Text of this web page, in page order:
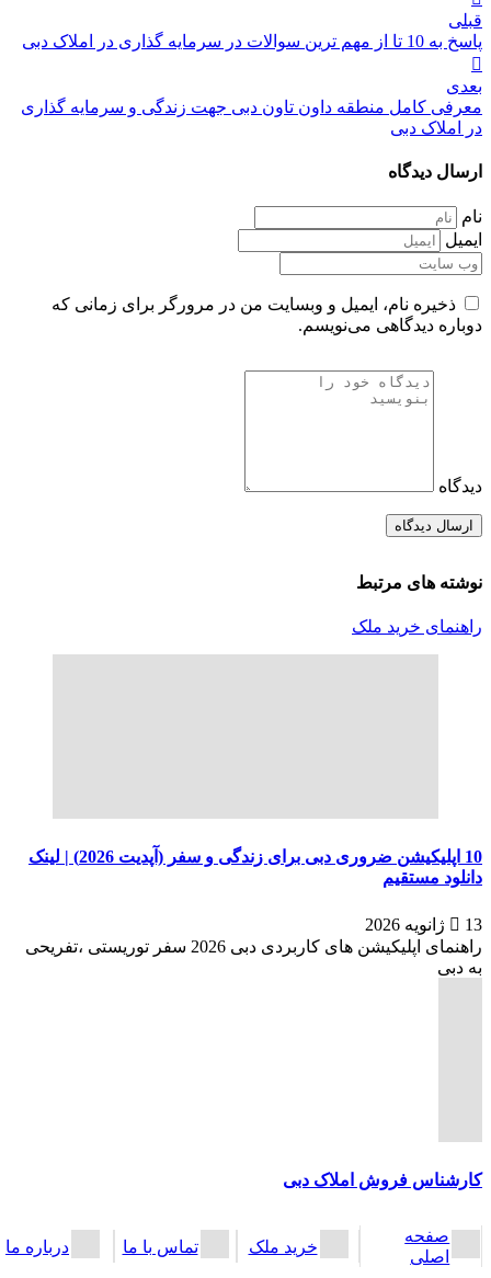
راهبری
نوشته
قبلی
پاسخ به 10 تا از مهم ترین سوالات در سرمایه گذاری در املاک دبی
بعدی
معرفی کامل منطقه داون تاون دبی جهت زندگی و سرمایه گذاری
در املاک دبی
ارسال دیدگاه
نام
ایمیل
ذخیره نام، ایمیل و وبسایت من در مرورگر برای زمانی که
دوباره دیدگاهی می‌نویسم.
دیدگاه
نوشته های مرتبط
راهنمای خرید ملک
10 اپلیکیشن ضروری دبی برای زندگی و سفر (آپدیت 2026) | لینک
دانلود مستقیم
13 ژانویه 2026
راهنمای اپلیکیشن های کاربردی دبی 2026 سفر توریستی ،تفریحی
به دبی
کارشناس فروش املاک دبی
ادامه مطلب
راهنمای خرید ملک
صفحه
اصلی
خرید ملک تماس با ما درباره ما